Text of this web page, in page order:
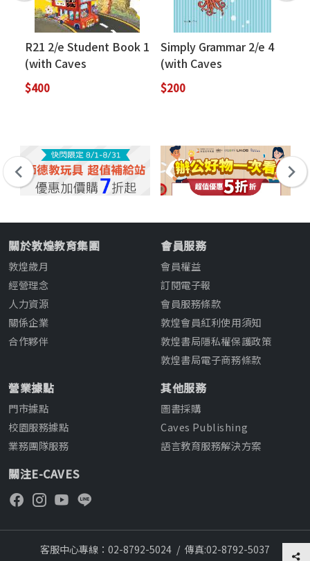
R21 2/e Student Book 1
(with Caves
WebSource+Caves
Online Practice)
$400
Simply Grammar 2/e 4
(with Caves
WebSource)
$200
關於敦煌教育集團
敦煌歲月
經營理念
人力資源
關係企業
合作夥伴
會員服務
會員權益
訂閱電子報
會員服務條款
敦煌會員紅利使用須知
敦煌書局隱私權保護政策
敦煌書局電子商務條款
營業據點
門市據點
校園服務據點
業務團隊服務
其他服務
圖書採購
Caves Publishing
語言教育服務解決方案
關注E-CAVES
客服中心專線：02-8792-5024 / 傳真:02-8792-5037